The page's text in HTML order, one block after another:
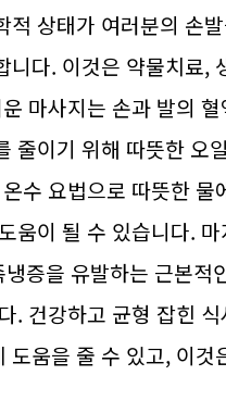
상태가 여러분의 손
니다. 이것은 약물치료,
마사지는 손과 발의
줄이기 위해 따뜻한 오
수 요법으로 따뜻한
움이 될 수 있습니다.
증을 유발하는 근본적
. 건강하고 균형 잡힌
움을 줄 수 있고, 이